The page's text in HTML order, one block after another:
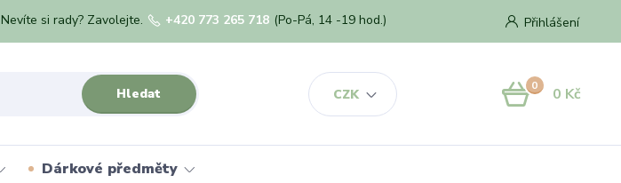
CZK
Přihlášení
Hledat
Nevíte si rady? Zavolejte. +420 773 265 718 (Po-Pá, 14 -19 hod.)
0 0 Kč
Dárkové předměty